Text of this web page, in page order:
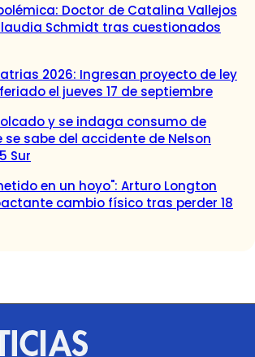
Doctor de Catalina Vallejos
Schmidt tras cuestionados
2026: Ingresan proyecto de ley
el jueves 17 de septiembre
y se indaga consumo de
se sabe del accidente de Nelson
Sur
en un hoyo": Arturo Longton
cambio físico tras perder 18